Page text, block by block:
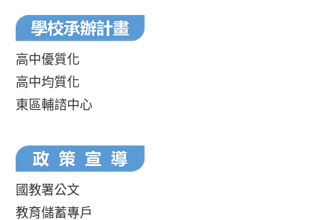
高中優質化
高中均質化
東區輔諮中心
國教署公文
教育儲蓄專戶